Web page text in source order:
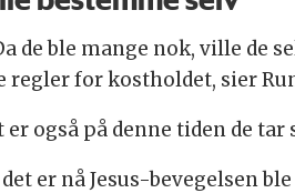
de ble mange nok, ville de
regler for kostholdet, sier
er også på denne tiden de
det er nå Jesus-bevegelsen